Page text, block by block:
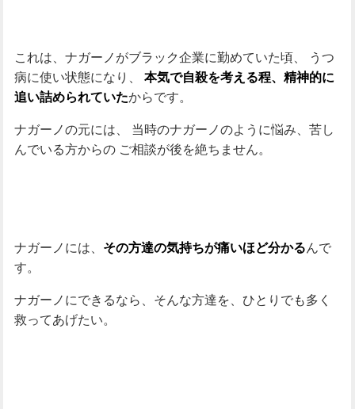
これは、ナガーノがブラック企業に勤めていた頃、
うつ
病に使い状態になり、
本気で自殺を考える程、精神的に
追い詰められていたからです。
ナガーノの元には、
当時のナガーノのように悩み、苦し
んでいる方からのご相談が後を絶ちません。
ナガーノには、 その方達の気持ちが痛いほど分かるんで
す。
ナガーノにできるなら、そんな方達を、ひとりでも多く
救ってあげたい。